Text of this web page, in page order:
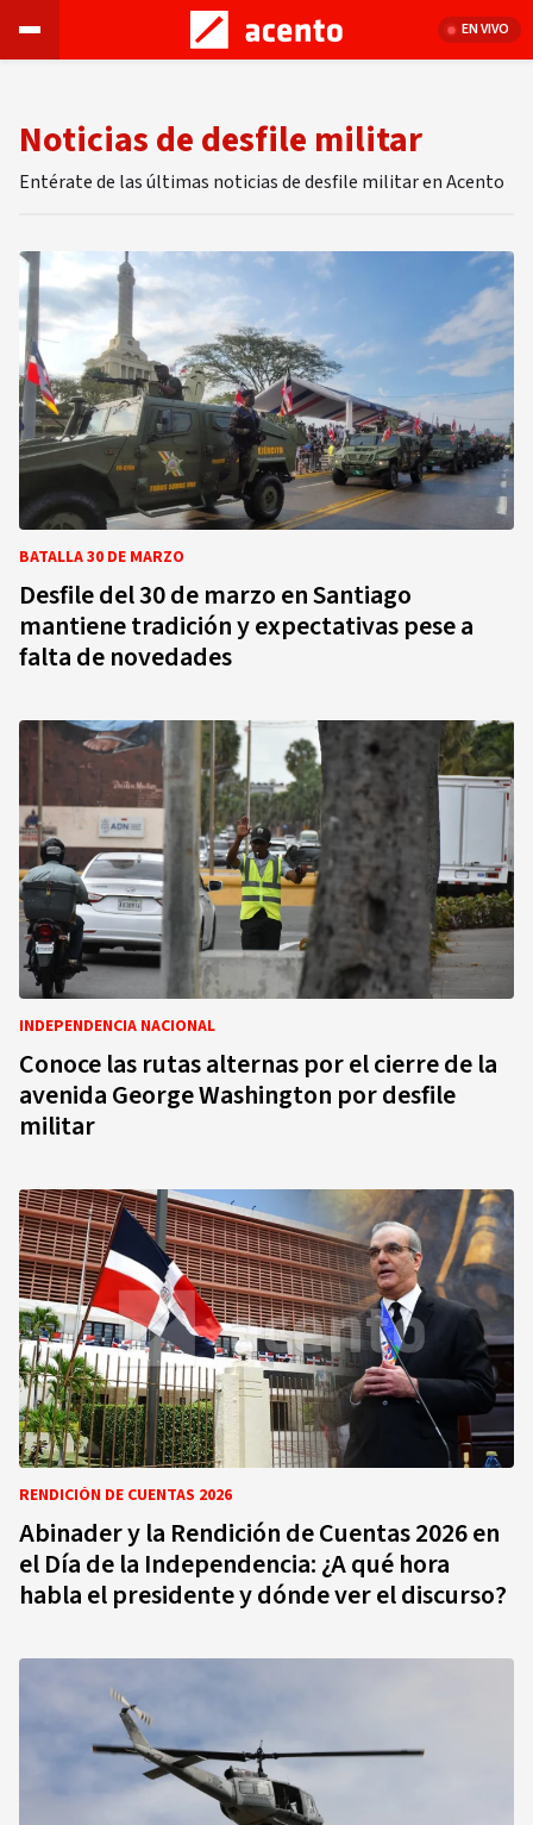
EN VIVO
Noticias de desfile militar
Entérate de las últimas noticias de desfile militar en Acento
BATALLA 30 DE MARZO
Desfile del 30 de marzo en Santiago
mantiene tradición y expectativas pese a
falta de novedades
INDEPENDENCIA NACIONAL
Conoce las rutas alternas por el cierre de la
avenida George Washington por desfile
militar
RENDICIÓN DE CUENTAS 2026
Abinader y la Rendición de Cuentas 2026 en
el Día de la Independencia: ¿A qué hora
habla el presidente y dónde ver el discurso?